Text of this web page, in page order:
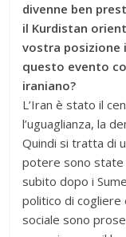
divenne ben
il Kurdistan
vostra posizione
questo evento
iraniano?
L’Iran è stato il
l’uguaglianza, la
Quindi si tratta di
potere sono state
subito dopo i
politico di
sociale sono